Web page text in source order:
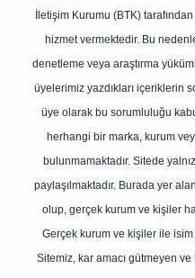
İletişim Kurumu (BTK)
hizmet vermektedir. Bu
denetleme veya araştırma
üyelerimiz yazdıkları içeriklerin
üye olarak bu sorumluluğu
herhangi bir marka, kurum
bulunmamaktadır. Sitede
paylaşılmaktadır. Burada yer
olup, gerçek kurum ve kişiler
Gerçek kurum ve kişiler ile
Sitemiz, kar amacı gütmeyen